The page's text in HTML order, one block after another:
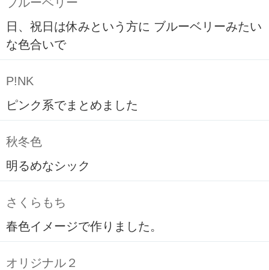
日、祝日は休みという方に ブルーベリーみたい
な色合いで
P!NK
ピンク系でまとめました
秋冬色
明るめなシック
さくらもち
春色イメージで作りました。
オリジナル２